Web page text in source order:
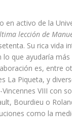
en activo de la
lección de
Su rica vida
que ayudaría más
es, entre
La Piqueta, y
VIII con
Bourdieu o
como la